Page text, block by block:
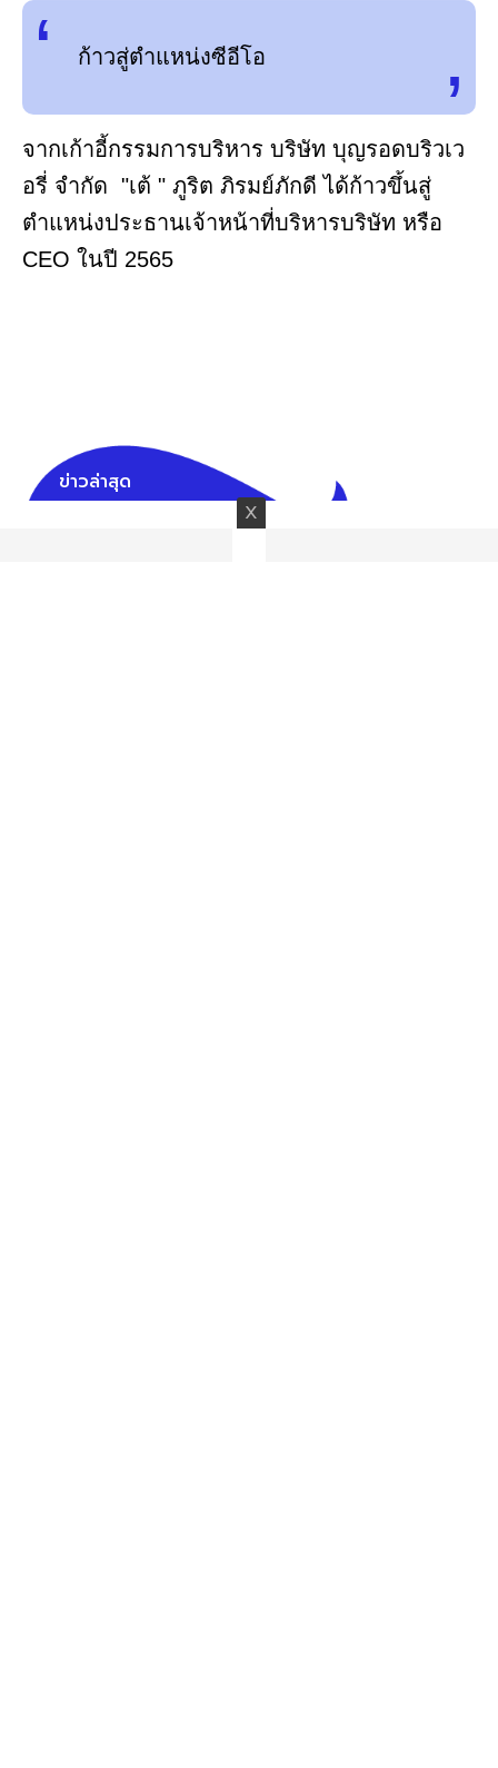
ก้าวสู่ตำแหน่งซีอีโอ
จากเก้าอี้กรรมการบริหาร บริษัท บุญรอดบริวเว
อรี่ จำกัด "เต้ " ภูริต ภิรมย์ภักดี ได้ก้าวขึ้นสู่
ตำแหน่งประธานเจ้าหน้าที่บริหารบริษัท หรือ
CEO ในปี 2565
ข่าวล่าสุด